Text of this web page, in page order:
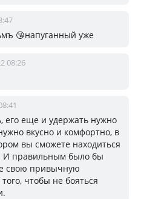
😘напуганный уже
08:26
его еще и удержать нужно
вкусно и комфортно, в
вы сможете находиться
И правильным было бы
свою привычную
чтобы не бояться